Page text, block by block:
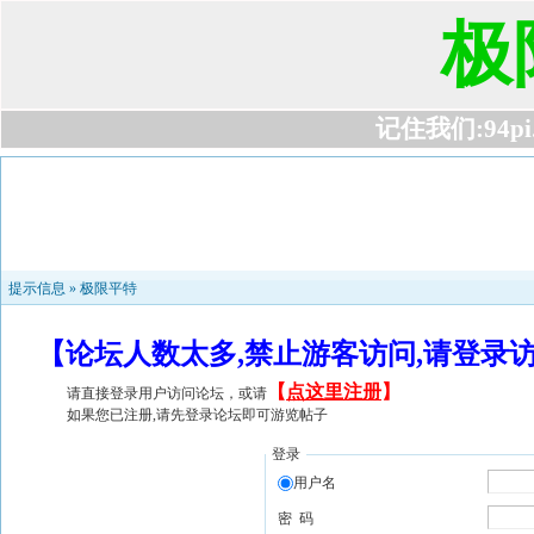
极
记住我们
提示信息 » 极限平特
【论坛人数太多,禁止游客访问,请登
请直接登录用户访问论坛，或请 【 点这里注册】
如果您已注册,请先登录论坛即可游览帖子
登录
用户名
密 码